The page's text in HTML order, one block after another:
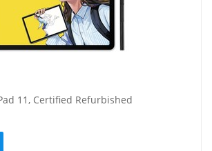
11, Certified Refurbished